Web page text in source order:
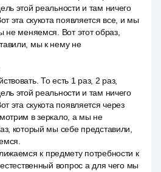
этой реальности и там ничего
эта скукота появляется все, и мы
не меняемся. Вот этот образ,
мы к нему не
То есть 1 раз, 2 раз,
этой реальности и там ничего
эта скукота появляется через
в зеркало, а мы не
который мы себе представили,
к предмету потребности к
естественный вопрос а для чего мы